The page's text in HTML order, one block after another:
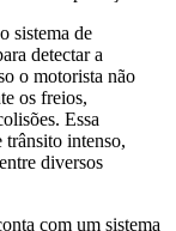
sistema de
detectar a
o motorista não
os freios,
Essa
trânsito intenso,
diversos
com um sistema